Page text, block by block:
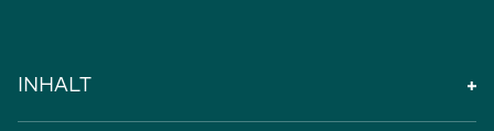
INHALT